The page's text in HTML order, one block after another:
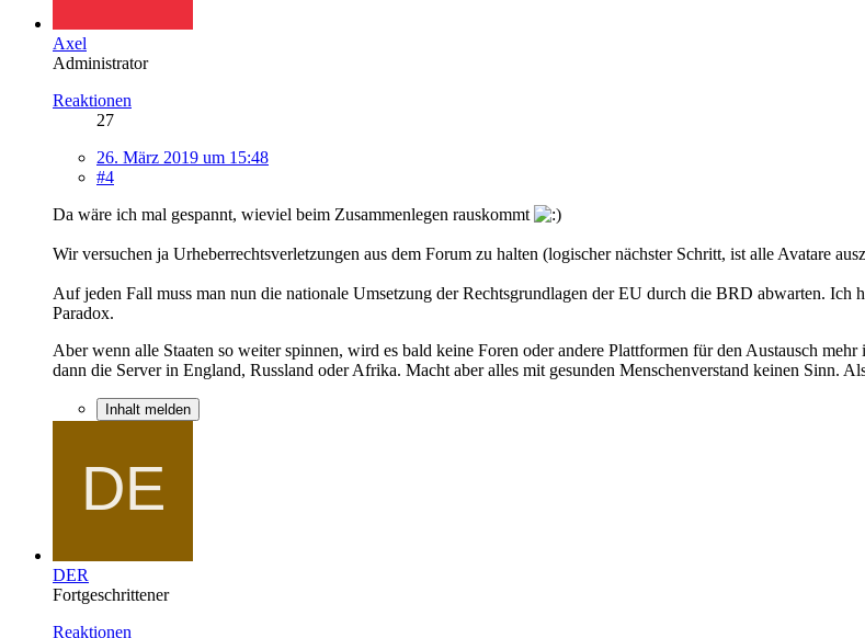
Axel
Administrator
Reaktionen
27
26. März 2019 um 15:48
#4
Da wäre ich mal gespannt, wieviel beim Zusammenlegen rauskommt
Wir versuchen ja Urheberrechtsverletzungen aus dem Forum zu halten (logischer nächster Schritt, ist alle Avatare
Auf jeden Fall muss man nun die nationale Umsetzung der Rechtsgrundlagen der EU durch die BRD abwarten. Ich
Paradox.
Aber wenn alle Staaten so weiter spinnen, wird es bald keine Foren oder andere Plattformen für den Austausch
dann die Server in England, Russland oder Afrika. Macht aber alles mit gesunden Menschenverstand keinen Sinn.
Inhalt melden
DER
Fortgeschrittener
Reaktionen